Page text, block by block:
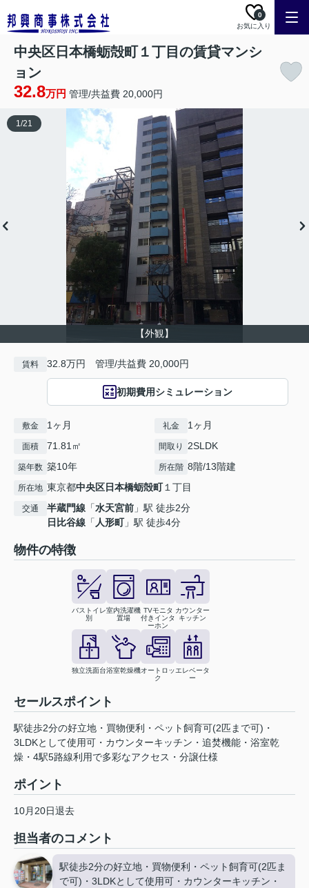
お気に入り
0
中央区日本橋蛎殻町１丁目の賃貸マンシ
ョン
32.8万円 管理/共益費 20,000円
【外観】
1/21
賃料 32.8万円 管理/共益費 20,000円
初期費用シミュレーション
敷金 1ヶ月 礼金 1ヶ月
面積 71.81㎡ 間取り 2SLDK
築年数 築10年 所在階 8階/13階建
所在地 東京都中央区日本橋蛎殻町１丁目
交通 半蔵門線 「水天宮前 」駅 徒歩2分
日比谷線 「 人形町」駅 徒歩4分
物件の特徴
バストイレ
別
室内洗濯機
置場
TVモニタ
付きインタ
ーホン
カウンター
キッチン
独立洗面台浴室乾燥機オートロッ
ク
エレベータ
ー
セールスポイント
駅徒歩2分の好立地・買物便利・ペット飼育可(2匹まで可)・
3LDKとして使用可・カウンターキッチン・追焚機能・浴室乾
燥・4駅5路線利用で多彩なアクセス・分譲仕様
ポイント
10月20日退去
担当者のコメント
駅徒歩2分の好立地・買物便利・ペット飼育可(2匹ま
で可)・3LDKとして使用可・カウンターキッチン・